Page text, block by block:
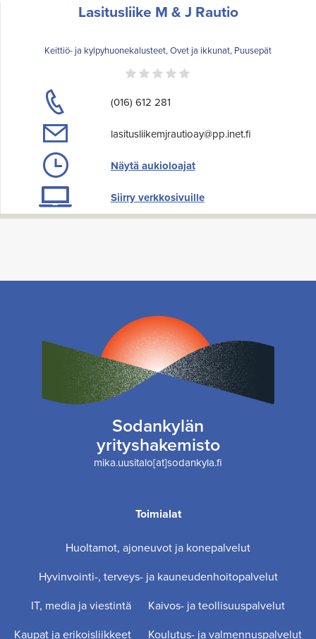
Lasitusliike M & J Rautio
Keittiö- ja kylpyhuonekalusteet, Ovet ja ikkunat, Puusepät
(016) 612 281
lasitusliikemjrautioay@pp.inet.fi
Näytä aukioloajat
Siirry verkkosivuille
Sodankylän
yrityshakemisto
mika.uusitalo[at]sodankyla.fi
Toimialat
Huoltamot, ajoneuvot ja konepalvelut
Hyvinvointi-, terveys- ja kauneudenhoitopalvelut
IT, media ja viestintä
Kaivos- ja teollisuuspalvelut
Kaupat ja erikoisliikkeet
Koulutus- ja valmennuspalvelut